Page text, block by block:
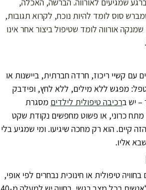
סוס לומד להיות נוכח, לקרוא תגובות,
אורווה לומד שטיפול ביצור אחר אינו
קשיי ריכוז, חרדה חברתית, ביישנות או
מפגש ללא מילים, ללא לחץ, ופידבק
– יש ברכיבה טיפולית לילדים מסגרת
כרוני, או פשוט מחפשים נקודת שקט
קיים. הוא רק מחכה שיגיעו. ומי שמגיע בלי
אליו.
טיפולית או חינוכית נבחרים לפי אופי,